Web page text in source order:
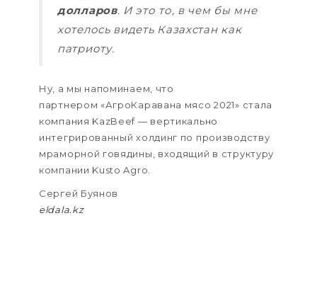
долларов. И это то, в чем бы мне
хотелось видеть Казахстан как
патриоту.
Ну, а мы напоминаем, что
партнером «АгроКаравана мясо 2021» стала
компания KazBeef — вертикально
интегрированный холдинг по производству
мраморной говядины, входящий в структуру
компании Kusto Agro.
Сергей Буянов
eldala.kz